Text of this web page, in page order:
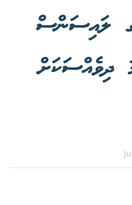
ލައިސަންސް
ދިވެއްސަކަށް